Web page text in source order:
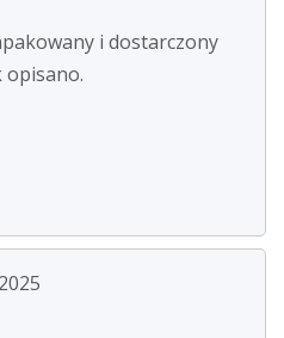
i dostarczony
opisano.